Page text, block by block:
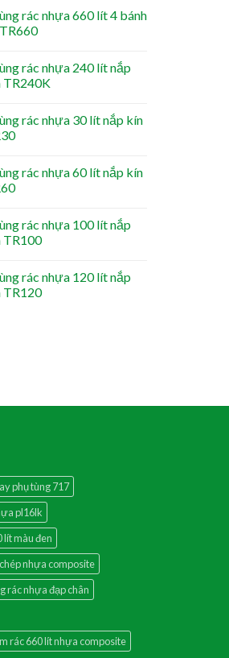
rác nhựa 660 lít 4 bánh
rác nhựa 240 lít nắp
TR240K
rác nhựa 30 lít nắp kín
rác nhựa 60 lít nắp kín
rác nhựa 100 lít nắp
TR100
rác nhựa 120 lít nắp
TR120
phụ tùng 717
pl16lk
lít màu đen
nhựa composite
rác nhựa đạp chân
rác 660 lít nhựa composite